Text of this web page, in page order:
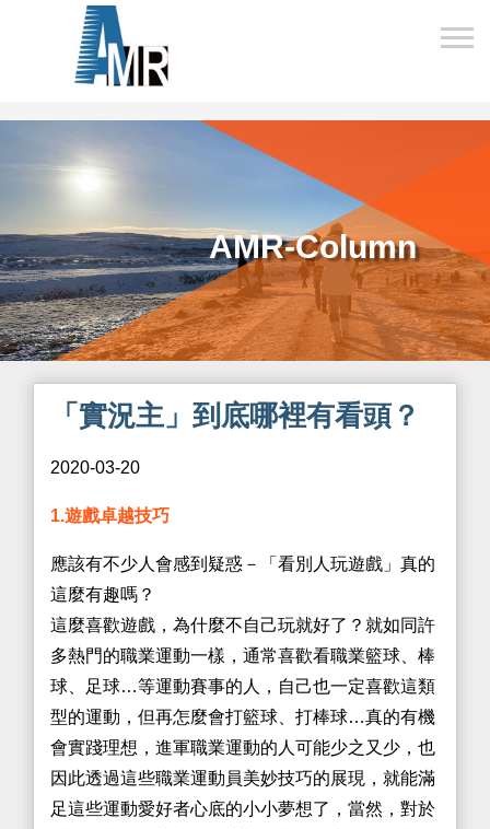
AMR-Column
「實況主」到底哪裡有看頭？
2020-03-20
1.遊戲卓越技巧
應該有不少人會感到疑惑－「看別人玩遊戲」真的
這麼有趣嗎？
這麼喜歡遊戲，為什麼不自己玩就好了？就如同許
多熱門的職業運動一樣，通常喜歡看職業籃球、棒
球、足球…等運動賽事的人，自己也一定喜歡這類
型的運動，但再怎麼會打籃球、打棒球…真的有機
會實踐理想，進軍職業運動的人可能少之又少，也
因此透過這些職業運動員美妙技巧的展現，就能滿
足這些運動愛好者心底的小小夢想了，當然，對於